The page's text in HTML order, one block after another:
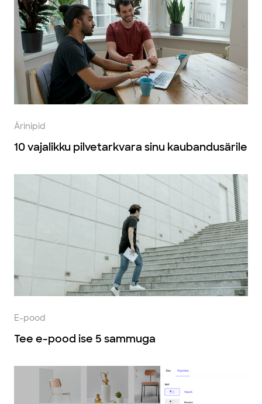
Ärinipid
10 vajalikku pilvetarkvara sinu kaubandusärile
E-pood
Tee e-pood ise 5 sammuga